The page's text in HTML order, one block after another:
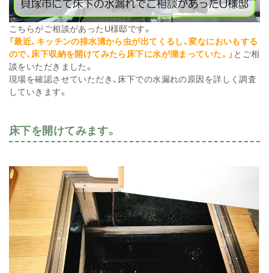
こちらがご相談があったU様邸です。
「最近、キッチンの排水溝から虫が出てくるし、変なにおいもする
ので、床下収納を開けてみたら床下に水が溜まっていた。」 とご相
談をいただきました。
現場を確認させていただき、床下での水漏れの原因を詳しく調査
していきます。
床下を開けてみます。